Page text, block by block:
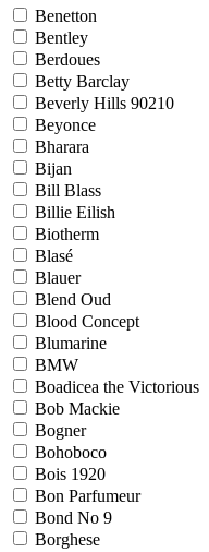
Benetton
Bentley
Berdoues
Betty Barclay
Beverly Hills 90210
Beyonce
Bharara
Bijan
Bill Blass
Billie Eilish
Biotherm
Blasé
Blauer
Blend Oud
Blood Concept
Blumarine
BMW
Boadicea the Victorious
Bob Mackie
Bogner
Bohoboco
Bois 1920
Bon Parfumeur
Bond No 9
Borghese